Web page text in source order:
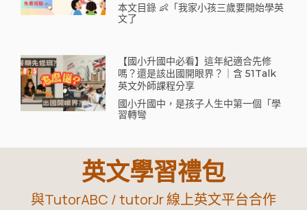
本文目錄 👶「我家小孩三歲要開始學英
文了
【國小升國中必看】這年紀適合先修
嗎？還是該出國開眼界？｜含 51Talk
英文外師課程分享
國小升國中，是孩子人生中第一個「學
習轉彎
英文學習禮包
與TutorABC / tutorJr 線上英文平台合作